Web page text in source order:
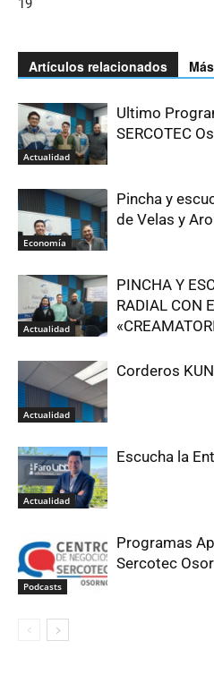
19
Artículos relacionados
Actualidad
Ultimo
SERCOTEC
Economía
Pincha y
de Velas y
Actualidad
PINCHA Y
RADIAL CON
Actualidad
Corderos
Actualidad
Escucha la
Podcasts
Programas
Sercotec